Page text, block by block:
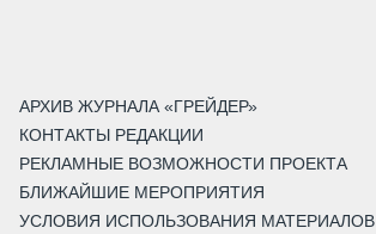
АРХИВ ЖУРНАЛА «ГРЕЙДЕР»
КОНТАКТЫ РЕДАКЦИИ
РЕКЛАМНЫЕ ВОЗМОЖНОСТИ ПРОЕКТА
БЛИЖАЙШИЕ МЕРОПРИЯТИЯ
УСЛОВИЯ ИСПОЛЬЗОВАНИЯ МАТЕРИАЛОВ